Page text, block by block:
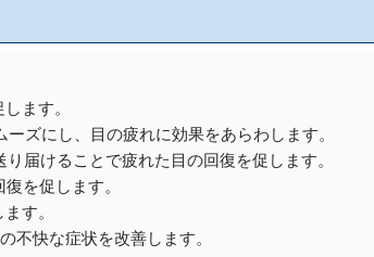
ます。
ズにし、目の疲れに効果をあらわします。
届けることで疲れた目の回復を促します。
を促します。
す。
不快な症状を改善します。